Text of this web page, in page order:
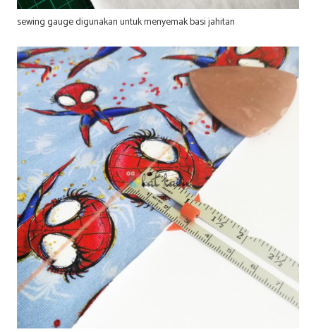
sewing gauge digunakan untuk menyemak basi jahitan